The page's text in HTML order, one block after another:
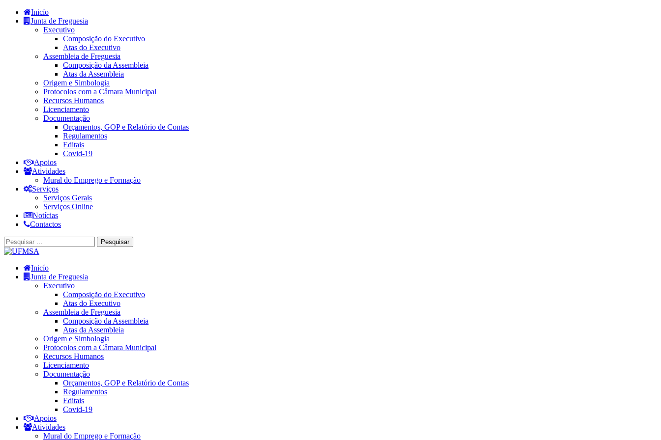
Inicío
Junta de Freguesia
Executivo
Composição do Executivo
Atas do Executivo
Assembleia de Freguesia
Composição da Assembleia
Atas da Assembleia
Origem e Simbologia
Protocolos com a Câmara Municipal
Recursos Humanos
Licenciamento
Documentação
Orçamentos, GOP e Relatório de Contas
Regulamentos
Editais
Covid-19
Apoios
Atividades
Mural do Emprego e Formação
Serviços
Serviços Gerais
Serviços Online
Notícias
Contactos
Inicío
Junta de Freguesia
Executivo
Composição do Executivo
Atas do Executivo
Assembleia de Freguesia
Composição da Assembleia
Atas da Assembleia
Origem e Simbologia
Protocolos com a Câmara Municipal
Recursos Humanos
Licenciamento
Documentação
Orçamentos, GOP e Relatório de Contas
Regulamentos
Editais
Covid-19
Apoios
Atividades
Mural do Emprego e Formação